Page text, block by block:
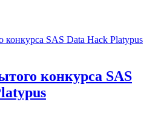
конкурса SAS